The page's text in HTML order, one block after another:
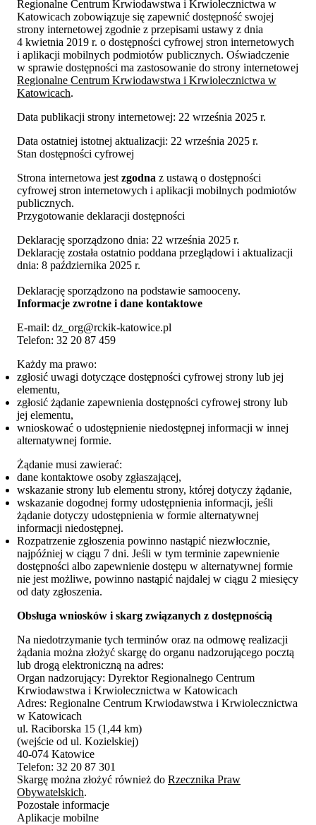
Regionalne Centrum Krwiodawstwa i Krwiolecznictwa w
Katowicach zobowiązuje się zapewnić dostępność swojej
strony internetowej zgodnie z przepisami ustawy z dnia
4 kwietnia 2019 r. o dostępności cyfrowej stron internetowych
i aplikacji mobilnych podmiotów publicznych. Oświadczenie
w sprawie dostępności ma zastosowanie do strony internetowej
Regionalne Centrum Krwiodawstwa i Krwiolecznictwa w
Katowicach.
Data publikacji strony internetowej: 22 września 2025 r.
Data ostatniej istotnej aktualizacji: 22 września 2025 r.
Stan dostępności cyfrowej
Strona internetowa jestzgodna z ustawą o dostępności
cyfrowej stron internetowych i aplikacji mobilnych podmiotów
publicznych.
Przygotowanie deklaracji dostępności
Deklarację sporządzono dnia: 22 września 2025 r.
Deklarację została ostatnio poddana przeglądowi i aktualizacji
dnia: 8 października 2025 r.
Deklarację sporządzono na podstawie samooceny.
Informacje zwrotne i dane kontaktowe
E-mail: dz_org@rckik-katowice.pl
Telefon: 32 20 87 459
Każdy ma prawo:
zgłosić uwagi dotyczące dostępności cyfrowej strony lub jej
elementu,
zgłosić żądanie zapewnienia dostępności cyfrowej strony lub
jej elementu,
wnioskować o udostępnienie niedostępnej informacji w innej
alternatywnej formie.
Żądanie musi zawierać:
dane kontaktowe osoby zgłaszającej,
wskazanie strony lub elementu strony, której dotyczy żądanie,
wskazanie dogodnej formy udostępnienia informacji, jeśli
żądanie dotyczy udostępnienia w formie alternatywnej
informacji niedostępnej.
Rozpatrzenie zgłoszenia powinno nastąpić niezwłocznie,
najpóźniej w ciągu 7 dni. Jeśli w tym terminie zapewnienie
dostępności albo zapewnienie dostępu w alternatywnej formie
nie jest możliwe, powinno nastąpić najdalej w ciągu 2 miesięcy
od daty zgłoszenia.
Obsługa wniosków i skarg związanych z dostępnością
Na niedotrzymanie tych terminów oraz na odmowę realizacji
żądania można złożyć skargę do organu nadzorującego pocztą
lub drogą elektroniczną na adres:
Organ nadzorujący: Dyrektor Regionalnego Centrum
Krwiodawstwa i Krwiolecznictwa w Katowicach
Adres: Regionalne Centrum Krwiodawstwa i Krwiolecznictwa
w Katowicach
ul. Raciborska 15 (1,44 km)
(wejście od ul. Kozielskiej)
40-074 Katowice
Telefon: 32 20 87 301
Skargę można złożyć również do Rzecznika Praw
Obywatelskich.
Pozostałe informacje
Aplikacje mobilne